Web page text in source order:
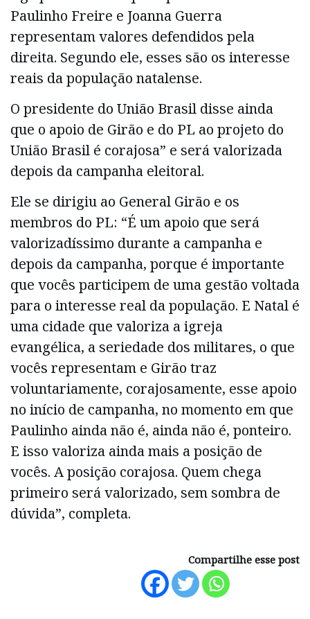
Paulinho Freire e Joanna Guerra
representam valores defendidos pela
direita. Segundo ele, esses são os interesse
reais da população natalense.
O presidente do União Brasil disse ainda
que o apoio de Girão e do PL ao projeto do
União Brasil é corajosa” e será valorizada
depois da campanha eleitoral.
Ele se dirigiu ao General Girão e os
membros do PL: “É um apoio que será
valorizadíssimo durante a campanha e
depois da campanha, porque é importante
que vocês participem de uma gestão voltada
para o interesse real da população. E Natal é
uma cidade que valoriza a igreja
evangélica, a seriedade dos militares, o que
vocês representam e Girão traz
voluntariamente, corajosamente, esse apoio
no início de campanha, no momento em que
Paulinho ainda não é, ainda não é, ponteiro.
E isso valoriza ainda mais a posição de
vocês. A posição corajosa. Quem chega
primeiro será valorizado, sem sombra de
dúvida”, completa.
Compartilhe esse post